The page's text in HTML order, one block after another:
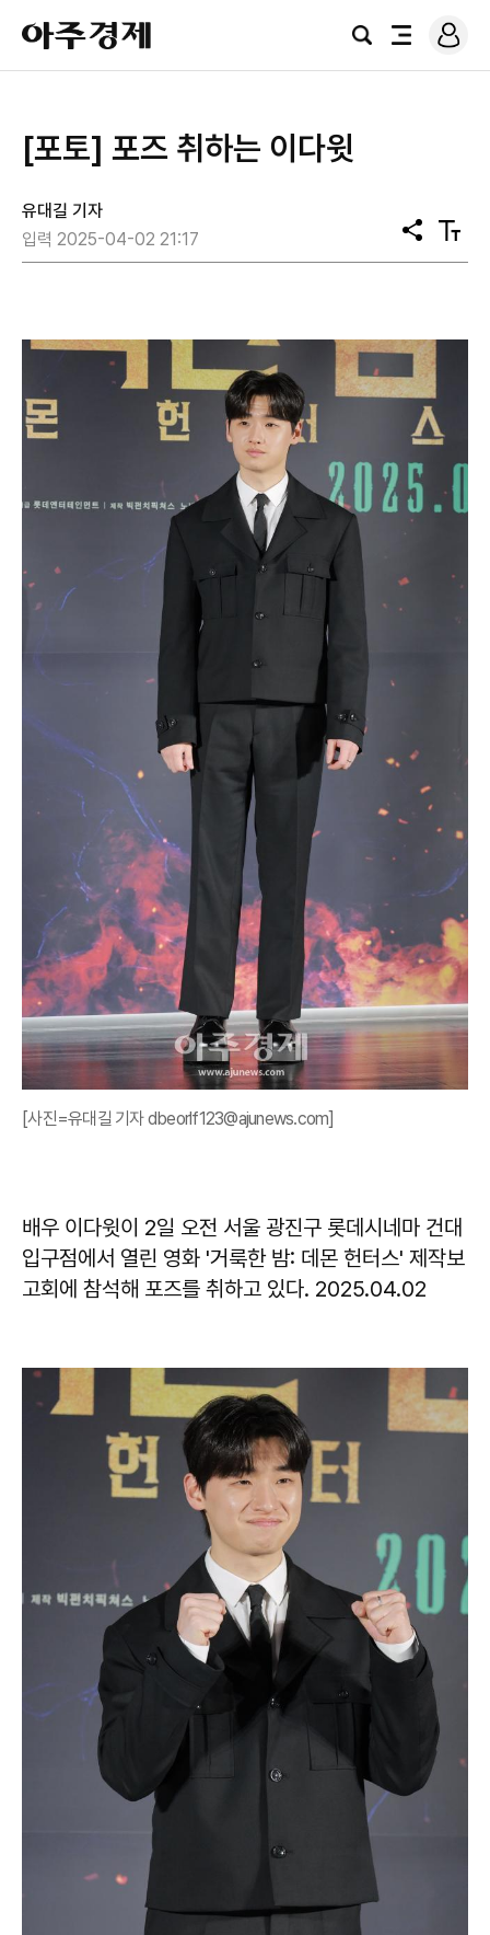
아
주
경
검
전
로
그
[포토] 포즈 취하는 이다윗
유대길 기자
입력 2025-04-02 21:17
공
유
텍
스
[사진=유대길 기자 dbeorlf123@ajunews.com]
배우 이다윗이 2일 오전 서울 광진구 롯데시네마 건대
입구점에서 열린 영화 '거룩한 밤: 데몬 헌터스' 제작보
고회에 참석해 포즈를 취하고 있다. 2025.04.02